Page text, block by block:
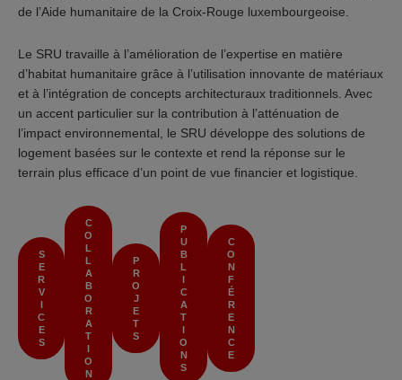
de l’Aide humanitaire de la Croix-Rouge luxembourgeoise.
Le SRU travaille à l’amélioration de l’expertise en matière
d’habitat humanitaire grâce à l’utilisation innovante de matériaux
et à l’intégration de concepts architecturaux traditionnels. Avec
un accent particulier sur la contribution à l’atténuation de
l’impact environnemental, le SRU développe des solutions de
logement basées sur le contexte et rend la réponse sur le
terrain plus efficace d’un point de vue financier et logistique.
S
E
R
V
I
C
E
S
C
O
L
L
A
B
O
R
A
T
I
O
N
P
R
O
J
E
T
S
P
U
B
L
I
C
A
T
I
O
N
S
C
O
N
F
É
R
E
N
C
E